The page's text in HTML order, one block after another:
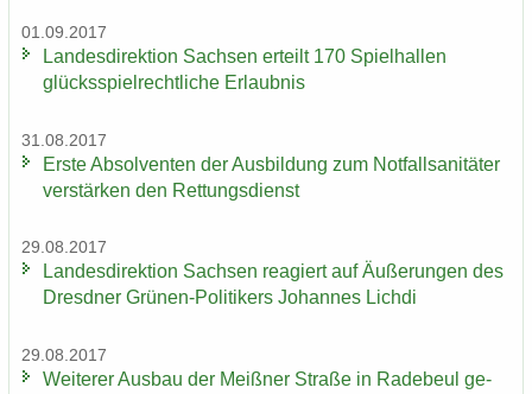
01.09.2017
Lan­des­di­rek­ti­on Sach­sen er­teilt 170 Spiel­hal­len
glücks­spiel­recht­li­che Er­laub­nis
31.08.2017
Erste Ab­sol­ven­ten der Aus­bil­dung zum Not­fall­sa­ni­tä­ter
ver­stär­ken den Ret­tungs­dienst
29.08.2017
Lan­des­di­rek­ti­on Sach­sen re­agiert auf Äu­ße­run­gen des
Dresd­ner Grünen-​Politikers Jo­han­nes Lich­di
29.08.2017
Wei­te­rer Aus­bau der Meiß­ner Stra­ße in Ra­de­beul ge­